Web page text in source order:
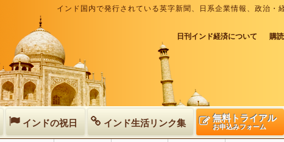
インド国内で発行されている英字新聞、日系企業情報、政治
日刊インド経済について 購
インドの祝日 インド生活リンク集 無料トライアル
お申込みフォーム